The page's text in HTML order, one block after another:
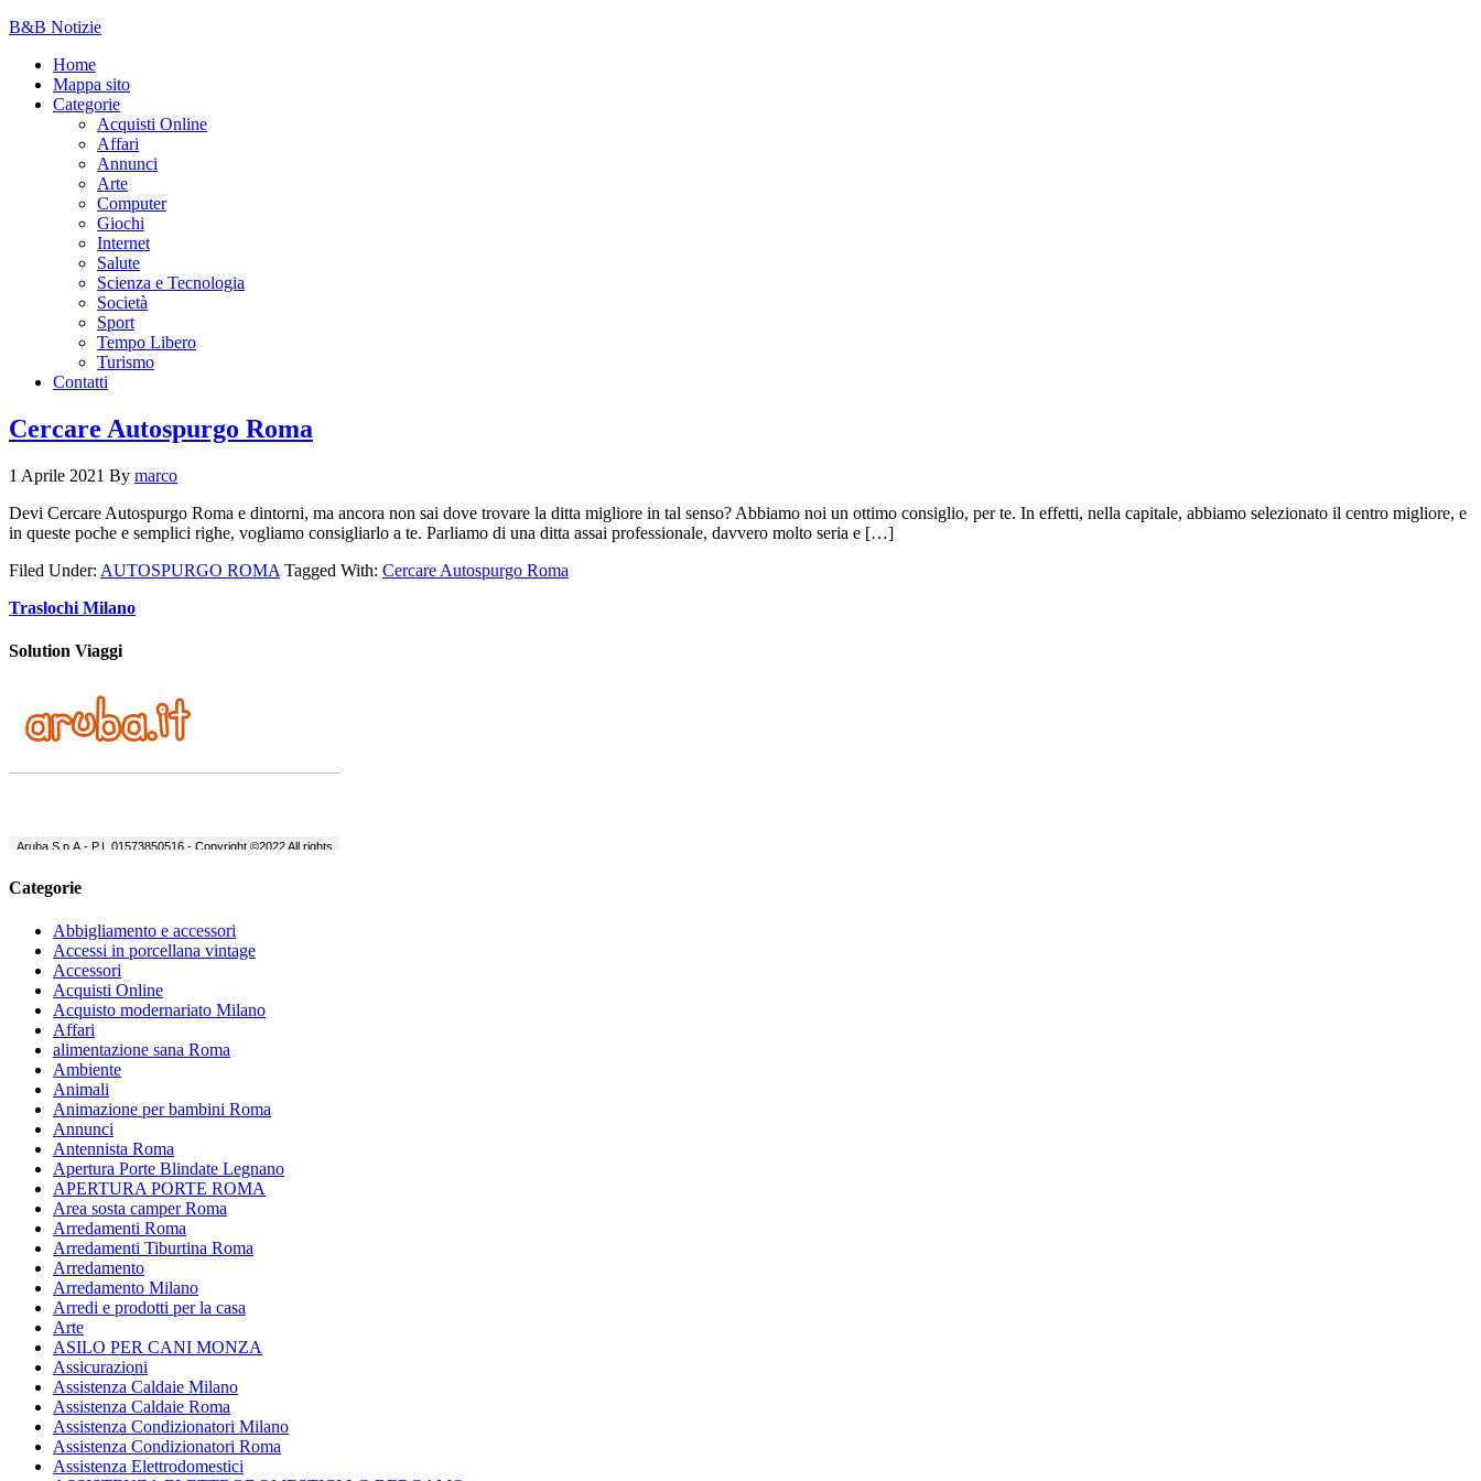
B&B Notizie
Home
Mappa sito
Categorie
Acquisti Online
Affari
Annunci
Arte
Computer
Giochi
Internet
Salute
Scienza e Tecnologia
Società
Sport
Tempo Libero
Turismo
Contatti
Cercare Autospurgo Roma
1 Aprile 2021 By marco
Devi Cercare Autospurgo Roma e dintorni, ma ancora non sai dove trovare la ditta migliore in tal senso? Abbiamo noi un ottimo consiglio, per te. In effetti, nella capitale, abbiamo selezionato il centro migliore, e
in queste poche e semplici righe, vogliamo consigliarlo a te. Parliamo di una ditta assai professionale, davvero molto seria e […]
Filed Under: AUTOSPURGO ROMA Tagged With: Cercare Autospurgo Roma
Traslochi Milano
Solution Viaggi
Categorie
Abbigliamento e accessori
Accessi in porcellana vintage
Accessori
Acquisti Online
Acquisto modernariato Milano
Affari
alimentazione sana Roma
Ambiente
Animali
Animazione per bambini Roma
Annunci
Antennista Roma
Apertura Porte Blindate Legnano
APERTURA PORTE ROMA
Area sosta camper Roma
Arredamenti Roma
Arredamenti Tiburtina Roma
Arredamento
Arredamento Milano
Arredi e prodotti per la casa
Arte
ASILO PER CANI MONZA
Assicurazioni
Assistenza Caldaie Milano
Assistenza Caldaie Roma
Assistenza Condizionatori Milano
Assistenza Condizionatori Roma
Assistenza Elettrodomestici